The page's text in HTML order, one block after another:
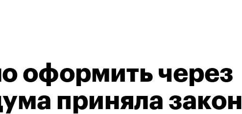
оформить через
приняла закон